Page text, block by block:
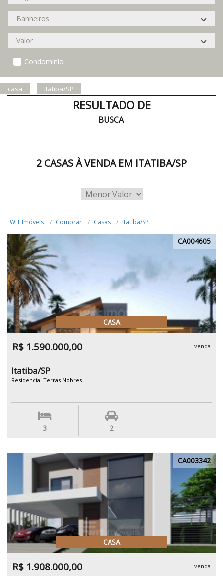
Condomínio
casa Itatiba/SP
RESULTADO DE
BUSCA
2 CASAS À VENDA EM ITATIBA/SP
WIT Imóveis Comprar Casas Itatiba/SP
CA004605
CASA
R$ 1.590.000,00 venda
Itatiba/SP
Residencial Terras Nobres
3 2
CA003342
CASA
R$ 1.908.000,00 venda